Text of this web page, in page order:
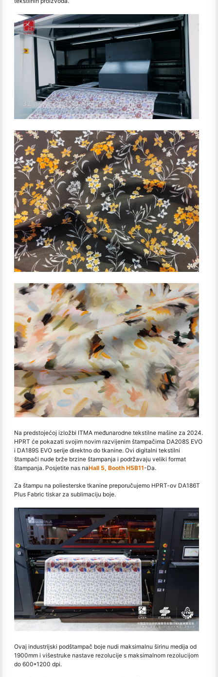
Na predstojećoj izložbi ITMA međunarodne tekstilne mašine za 2024.
HPRT će pokazati svojim novim razvijenim štampačima DA208S EVO
i DA189S EVO serije direktno do tkanine. Ovi digitalni tekstilni
štampači nude brže brzine štampanja i podržavaju veliki format
štampanja. Posjetite nas naHall 5, Booth H5B11-Da.
Za štampu na poliesterske tkanine preporučujemo HPRT-ov DA186T
Plus Fabric tiskar za sublimaciju boje.
Ovaj industrijski podštampač boje nudi maksimalnu širinu medija od
1900mm i višestruke nastave rezolucije s maksimalnom rezolucijom
do 600*1200 dpi.